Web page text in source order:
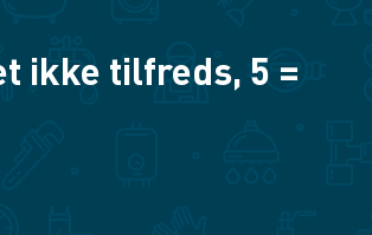
ikke tilfreds, 5 =